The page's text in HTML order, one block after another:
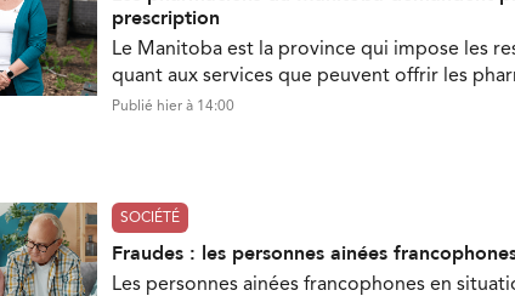
prescription
Le Manitoba est la province qui impose les
quant aux services que peuvent offrir les
Publié hier à 14:00
SOCIÉTÉ
Fraudes : les personnes ainées
Les personnes ainées francophones en